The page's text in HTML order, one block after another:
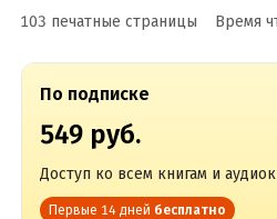
103 печатные страницы Время
По подписке
549 руб.
Доступ ко всем книгам и
Первые 14 дней бесплатно